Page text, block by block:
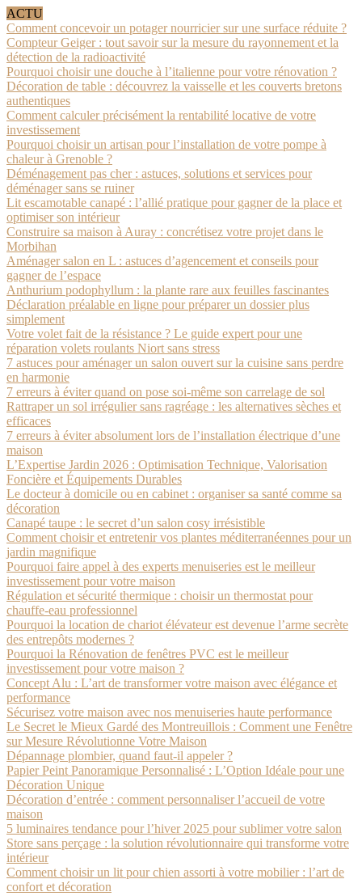
ACTU
Comment concevoir un potager nourricier sur une surface réduite ?
Compteur Geiger : tout savoir sur la mesure du rayonnement et la
détection de la radioactivité
Pourquoi choisir une douche à l’italienne pour votre rénovation ?
Décoration de table : découvrez la vaisselle et les couverts bretons
authentiques
Comment calculer précisément la rentabilité locative de votre
investissement
Pourquoi choisir un artisan pour l’installation de votre pompe à
chaleur à Grenoble ?
Déménagement pas cher : astuces, solutions et services pour
déménager sans se ruiner
Lit escamotable canapé : l’allié pratique pour gagner de la place et
optimiser son intérieur
Construire sa maison à Auray : concrétisez votre projet dans le
Morbihan
Aménager salon en L : astuces d’agencement et conseils pour
gagner de l’espace
Anthurium podophyllum : la plante rare aux feuilles fascinantes
Déclaration préalable en ligne pour préparer un dossier plus
simplement
Votre volet fait de la résistance ? Le guide expert pour une
réparation volets roulants Niort sans stress
7 astuces pour aménager un salon ouvert sur la cuisine sans perdre
en harmonie
7 erreurs à éviter quand on pose soi-même son carrelage de sol
Rattraper un sol irrégulier sans ragréage : les alternatives sèches et
efficaces
7 erreurs à éviter absolument lors de l’installation électrique d’une
maison
L’Expertise Jardin 2026 : Optimisation Technique, Valorisation
Foncière et Équipements Durables
Le docteur à domicile ou en cabinet : organiser sa santé comme sa
décoration
Canapé taupe : le secret d’un salon cosy irrésistible
Comment choisir et entretenir vos plantes méditerranéennes pour un
jardin magnifique
Pourquoi faire appel à des experts menuiseries est le meilleur
investissement pour votre maison
Régulation et sécurité thermique : choisir un thermostat pour
chauffe-eau professionnel
Pourquoi la location de chariot élévateur est devenue l’arme secrète
des entrepôts modernes ?
Pourquoi la Rénovation de fenêtres PVC est le meilleur
investissement pour votre maison ?
Concept Alu : L’art de transformer votre maison avec élégance et
performance
Sécurisez votre maison avec nos menuiseries haute performance
Le Secret le Mieux Gardé des Montreuillois : Comment une Fenêtre
sur Mesure Révolutionne Votre Maison
Dépannage plombier, quand faut-il appeler ?
Papier Peint Panoramique Personnalisé : L’Option Idéale pour une
Décoration Unique
Décoration d’entrée : comment personnaliser l’accueil de votre
maison
5 luminaires tendance pour l’hiver 2025 pour sublimer votre salon
Store sans perçage : la solution révolutionnaire qui transforme votre
intérieur
Comment choisir un lit pour chien assorti à votre mobilier : l’art de
confort et décoration